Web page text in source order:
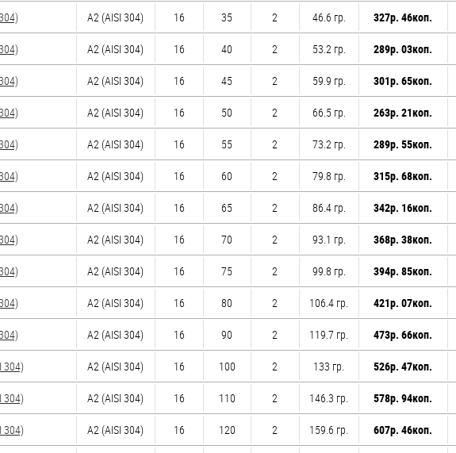
А2 (AISI 304) 16 35 2 46.6 гр. 327р. 46коп.
А2 (AISI 304) 16 40 2 53.2 гр. 289р. 03коп.
А2 (AISI 304) 16 45 2 59.9 гр. 301р. 65коп.
А2 (AISI 304) 16 50 2 66.5 гр. 263р. 21коп.
А2 (AISI 304) 16 55 2 73.2 гр. 289р. 55коп.
А2 (AISI 304) 16 60 2 79.8 гр. 315р. 68коп.
А2 (AISI 304) 16 65 2 86.4 гр. 342р. 16коп.
А2 (AISI 304) 16 70 2 93.1 гр. 368р. 38коп.
А2 (AISI 304) 16 75 2 99.8 гр. 394р. 85коп.
А2 (AISI 304) 16 80 2 106.4 гр. 421р. 07коп.
А2 (AISI 304) 16 90 2 119.7 гр. 473р. 66коп.
304) А2 (AISI 304) 16 100 2 133 гр. 526р. 47коп.
304) А2 (AISI 304) 16 110 2 146.3 гр. 578р. 94коп.
304) А2 (AISI 304) 16 120 2 159.6 гр. 607р. 46коп.